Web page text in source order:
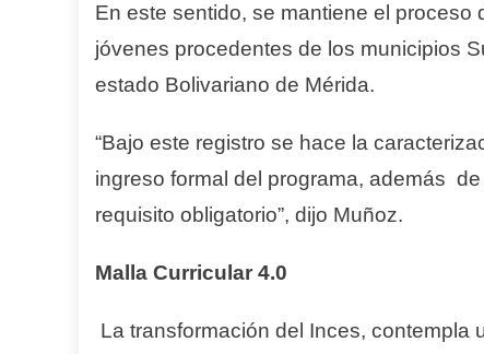
En este sentido, se mantiene el
jóvenes procedentes de los municipios
estado Bolivariano de Mérida.
“Bajo este registro se hace la
ingreso formal del programa, además
requisito obligatorio”, dijo Muñoz.
Malla Curricular 4.0
La transformación del Inces, contempla